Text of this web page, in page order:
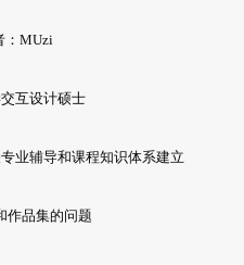
：MUzi
互设计硕士
业辅导和课程知识体系建立
作品集的问题